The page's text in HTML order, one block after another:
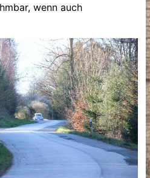
wenn auch